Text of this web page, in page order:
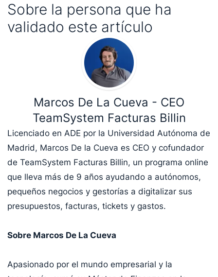
Sobre la persona que ha
validado este artículo
Marcos De La Cueva - CEO
TeamSystem Facturas Billin
Licenciado en ADE por la Universidad Autónoma de
Madrid, Marcos De la Cueva es CEO y cofundador
de TeamSystem Facturas Billin, un programa online
que lleva más de 9 años ayudando a autónomos,
pequeños negocios y gestorías a digitalizar sus
presupuestos, facturas, tickets y gastos.
Sobre Marcos De La Cueva
Apasionado por el mundo empresarial y la